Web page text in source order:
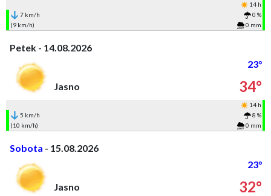
14 h
7 km/h
0 %
(9 km/h)
0 mm
Petek - 14.08.2026
23°
Jasno
34°
14 h
5 km/h
8 %
(10 km/h)
0 mm
Sobota - 15.08.2026
23°
Jasno
32°